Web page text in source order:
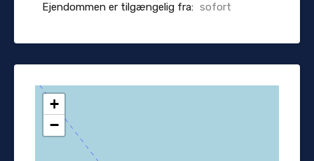
Ejendommen er tilgængelig fra: sofort
+
−